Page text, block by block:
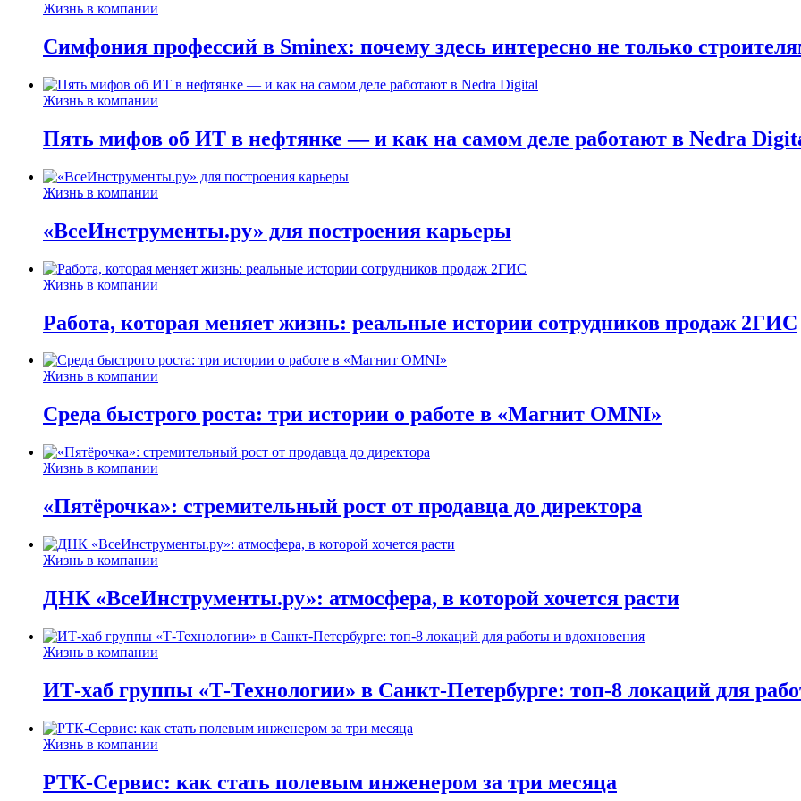
Жизнь в компании
Симфония профессий в Sminex: почему здесь интересно не только
Жизнь в компании
Пять мифов об ИТ в нефтянке — и как на самом деле работают в Nedra
Жизнь в компании
«ВсеИнструменты.ру» для построения карьеры
Жизнь в компании
Работа, которая меняет жизнь: реальные истории сотрудников продаж 2ГИС
Жизнь в компании
Среда быстрого роста: три истории о работе в «Магнит OMNI»
Жизнь в компании
«Пятёрочка»: стремительный рост от продавца до директора
Жизнь в компании
ДНК «ВсеИнструменты.ру»: атмосфера, в которой хочется расти
Жизнь в компании
ИТ-хаб группы «Т-Технологии» в Санкт-Петербурге: топ-8 локаций для
Жизнь в компании
РТК-Сервис: как стать полевым инженером за три месяца